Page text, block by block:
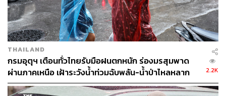
ภาคกลาง: จังหวัดนครสวรรค์ อุทัยธานี ชัยนาท สิงห์บุรี
อ่างทอง ลพบุรี สระบุรี สุพรรณบุรี พระนครศรีอยุธยา รวมทั้ง
กรุงเทพมหานครและปริมณฑล
ภาคตะวันออก: จังหวัดนครนายก ปราจีนบุรี สระแก้ว
ฉะเชิงเทรา ชลบุรี ระยอง จันทบุรี และตราด
THAILAND
กรมอุตุฯ เตือนทั่วไทยรับมือฝนตกหนัก ร่องมรสุมพาด
ผ่านภาคเหนือ เฝ้าระวังน้ำท่วมฉับพลัน-น้ำป่าไหลหลาก
2.2K